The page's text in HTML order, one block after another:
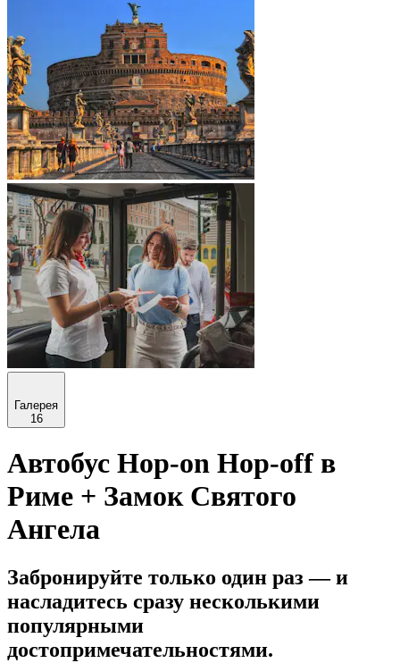
Галерея
16
Автобус Hop-on Hop-off в
Риме + Замок Святого
Ангела
Забронируйте только один раз — и
насладитесь сразу несколькими
популярными
достопримечательностями.